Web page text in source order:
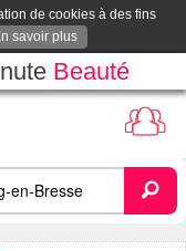
de cookies à des fins
savoir plus
Beauté